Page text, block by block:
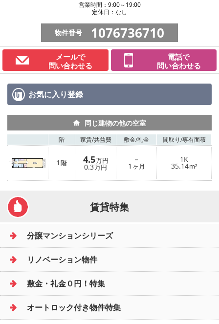
営業時間：9:00～19:00
定休日：なし
物件番号 1076736710
メールで
問い合わせる
電話で
問い合わせる
お気に入り登録
同じ建物の他の空室
階 家賃/共益費 敷金/礼金 間取り/専有面積
1 階 4.5万円
0.3万円
－
1 ヶ月
1K
35.14m²
賃貸特集
分譲マンションシリーズ
リノベーション物件
敷金・礼金０円！特集
オートロック付き物件特集